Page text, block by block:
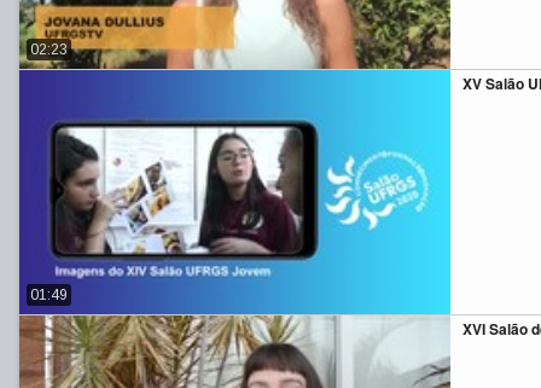
02:23
XV Salão
01:49
XVI Salão